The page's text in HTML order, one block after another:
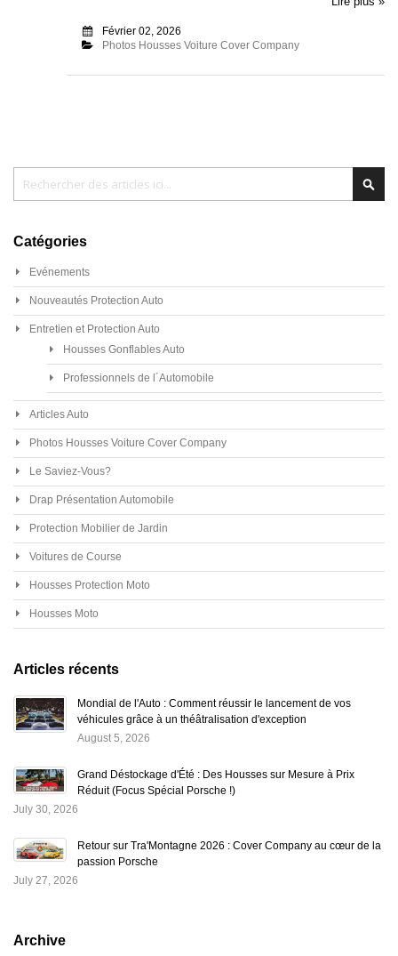
Février 02, 2026
Photos Housses Voiture Cover Company
Catégories
Evénements
Nouveautés Protection Auto
Entretien et Protection Auto
Housses Gonflables Auto
Professionnels de l´Automobile
Articles Auto
Photos Housses Voiture Cover Company
Le Saviez-Vous?
Drap Présentation Automobile
Protection Mobilier de Jardin
Voitures de Course
Housses Protection Moto
Housses Moto
Articles récents
Mondial de l'Auto : Comment réussir le lancement de vos
véhicules grâce à un théâtralisation d'exception
August 5, 2026
Grand Déstockage d'Été : Des Housses sur Mesure à Prix
Réduit (Focus Spécial Porsche !)
July 30, 2026
Retour sur Tra'Montagne 2026 : Cover Company au cœur de la
passion Porsche
July 27, 2026
Archive